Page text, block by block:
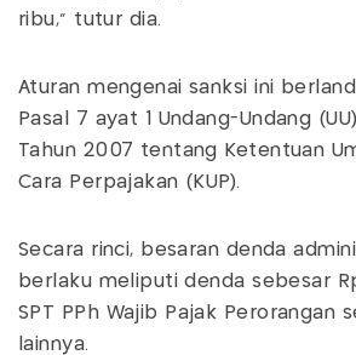
ribu," tutur dia.
Aturan mengenai sanksi ini
Pasal 7 ayat 1 Undang-Undang
Tahun 2007 tentang Ketentuan
Cara Perpajakan (KUP).
Secara rinci, besaran denda
berlaku meliputi denda sebesar
SPT PPh Wajib Pajak Perorangan
lainnya.